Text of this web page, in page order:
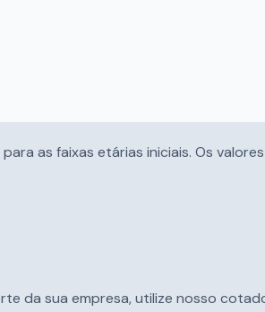
as faixas etárias iniciais. Os
da sua empresa, utilize nosso